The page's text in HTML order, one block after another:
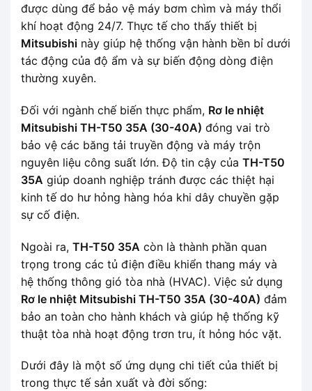
được dùng để bảo vệ máy bơm chìm và máy thổi
khí hoạt động 24/7. Thực tế cho thấy thiết bị
Mitsubishi này giúp hệ thống vận hành bền bỉ dưới
tác động của độ ẩm và sự biến động dòng điện
thường xuyên.
Đối với ngành chế biến thực phẩm, Rơ le nhiệt
Mitsubishi TH-T50 35A (30-40A) đóng vai trò
bảo vệ các băng tải truyền động và máy trộn
nguyên liệu công suất lớn. Độ tin cậy của TH-T50
35A giúp doanh nghiệp tránh được các thiệt hại
kinh tế do hư hỏng hàng hóa khi dây chuyền gặp
sự cố điện.
Ngoài ra, TH-T50 35A còn là thành phần quan
trọng trong các tủ điện điều khiển thang máy và
hệ thống thông gió tòa nhà (HVAC). Việc sử dụng
Rơ le nhiệt Mitsubishi TH-T50 35A (30-40A) đảm
bảo an toàn cho hành khách và giúp hệ thống kỹ
thuật tòa nhà hoạt động trơn tru, ít hỏng hóc vặt.
Dưới đây là một số ứng dụng chi tiết của thiết bị
trong thực tế sản xuất và đời sống: